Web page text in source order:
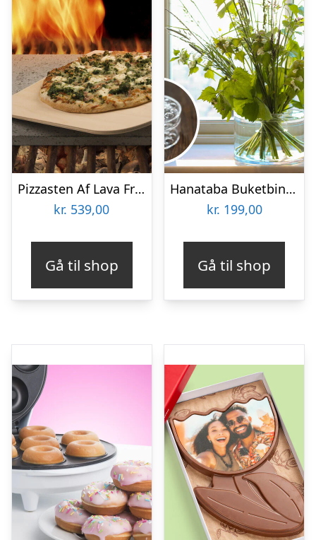
Pizzasten Af Lava Fra Etna
kr. 539,00
Gå til shop
Hanataba Buketbinder
kr. 199,00
Gå til shop